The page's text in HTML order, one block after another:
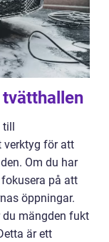
verktyg för att
Om du har
på att
öppningar.
mängden fukt
är ett